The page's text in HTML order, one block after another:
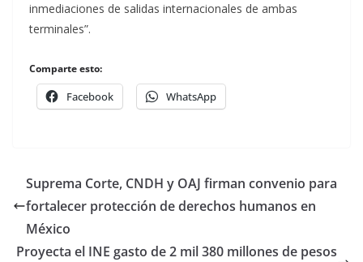
inmediaciones de salidas internacionales de ambas
terminales”.
Comparte esto:
Facebook WhatsApp
Suprema Corte, CNDH y OAJ firman convenio para
fortalecer protección de derechos humanos en
México
Proyecta el INE gasto de 2 mil 380 millones de pesos